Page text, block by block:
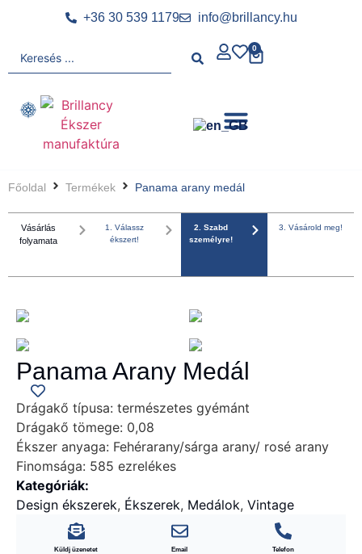
+36 30 539 1179 info@brillancy.hu
0
Főoldal Termékek Panama arany medál
Vásárlás
folyamata
1. Válassz
ékszert!
2. Szabd
személyre!
3. Vásárold meg!
Panama Arany Medál
Drágakő típusa: természetes gyémánt
Drágakő tömege: 0,08
Ékszer anyaga: Fehérarany/sárga arany/ rosé arany
Finomsága: 585 ezrelékes
Kategóriák:
Design ékszerek, Ékszerek, Medálok, Vintage
Küldj üzenetet Email Telefon